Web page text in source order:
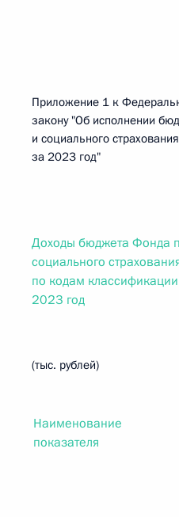
Приложение 1 к
закону "Об исполнении
и социального
за 2023 год"
Доходы бюджета Фонда
социального
по кодам
2023 год
(тыс. рублей)
Наименование
показателя